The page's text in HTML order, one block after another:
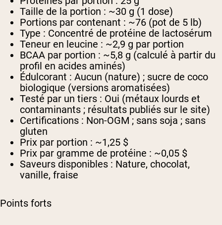
Taille de la portion : ~30 g (1 dose)
Portions par contenant : ~76 (pot de 5 lb)
Type : Concentré de protéine de lactosérum
Teneur en leucine : ~2,9 g par portion
BCAA par portion : ~5,8 g (calculé à partir du
profil en acides aminés)
Édulcorant : Aucun (nature) ; sucre de coco
biologique (versions aromatisées)
Testé par un tiers : Oui (métaux lourds et
contaminants ; résultats publiés sur le site)
Certifications : Non-OGM ; sans soja ; sans
gluten
Prix par portion : ~1,25 $
Prix par gramme de protéine : ~0,05 $
Saveurs disponibles : Nature, chocolat,
vanille, fraise
Points forts